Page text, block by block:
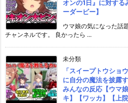
オンの1日』に対する
ーダービー】
ウマ娘の気になった話
チャンネルです。 良かったら ...
未分類
「スイープトウショ
に自分の魔法を披露
みんなの反応【ウマ
キ】【ワッカ】【上院